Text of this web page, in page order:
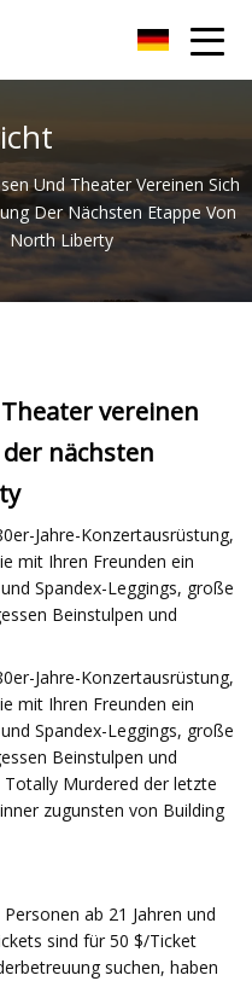
Und Theater Vereinen Sich
Der Nächsten Etappe Von
North Liberty
vereinen
nächsten
Jahre-Konzertausrüstung,
mit Ihren Freunden ein
Spandex-Leggings, große
Beinstulpen und
Jahre-Konzertausrüstung,
mit Ihren Freunden ein
Spandex-Leggings, große
Beinstulpen und
Totally Murdered der letzte
zugunsten von Building
ab 21 Jahren und
sind für 50 $/Ticket
suchen, haben